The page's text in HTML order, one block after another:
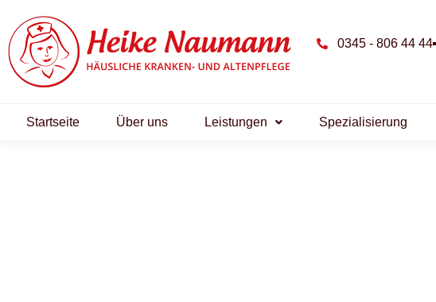
0345 - 806 44 44
Startseite Über uns Leistungen Spezialisierung